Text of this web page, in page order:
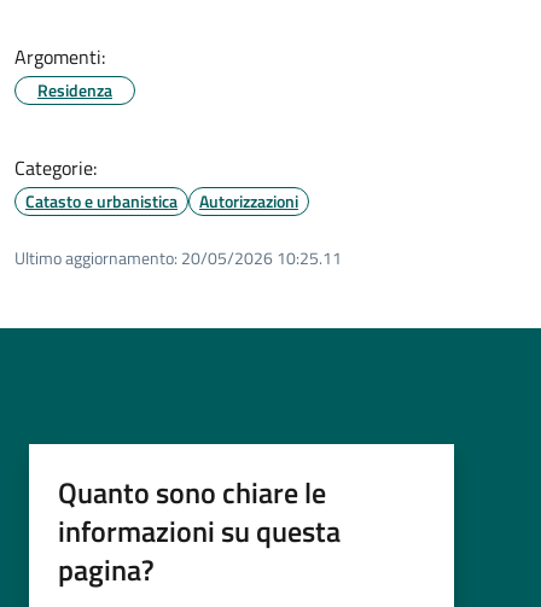
Argomenti:
Residenza
Categorie:
Catasto e urbanistica Autorizzazioni
Ultimo aggiornamento: 20/05/2026 10:25.11
Quanto sono chiare le
informazioni su questa
pagina?